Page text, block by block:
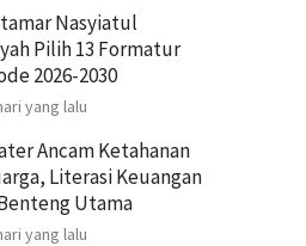
Nasyiatul
Pilih 13 Formatur
2026-2030
yang lalu
Ancam Ketahanan
Literasi Keuangan
Utama
yang lalu